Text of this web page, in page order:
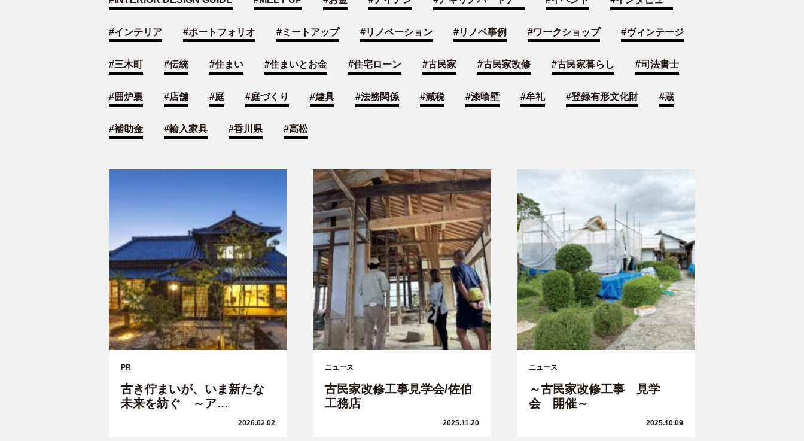
#インテリア #ポートフォリオ #ミートアップ #リノベーション #リノベ事例 #ワークショップ #ヴィンテージ
#三木町 #伝統 #住まい #住まいとお金 #住宅ローン #古民家 #古民家改修 #古民家暮らし #司法書士
#囲炉裏 #店舗 #庭 #庭づくり #建具 #法務関係 #減税 #漆喰壁 #牟礼 #登録有形文化財 #蔵
#補助金 #輸入家具 #香川県 #高松
PR
古き佇まいが、いま新たな
未来を紡ぐ ～ア…
2026.02.02
ニュース
古民家改修工事見学会/佐伯
工務店
2025.11.20
ニュース
～古民家改修工事 見学
会 開催～
2025.10.09